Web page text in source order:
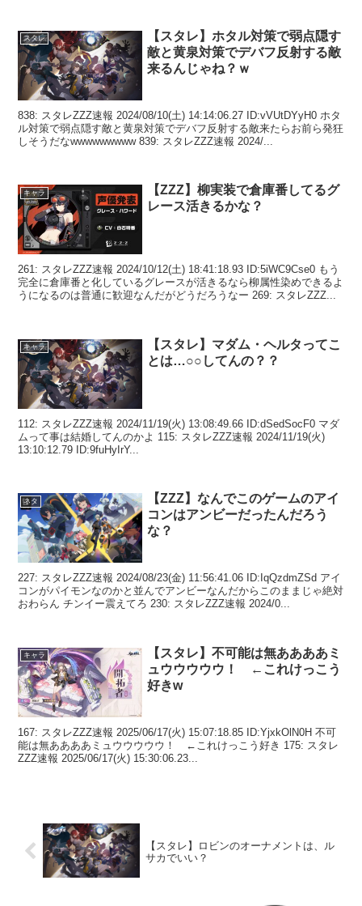
スタレ
【スタレ】ホタル対策で弱点隠す
敵と黄泉対策でデバフ反射する敵
来るんじゃね？ｗ
838: スタレZZZ速報 2024/08/10(土) 14:14:06.27 ID:vVUtDYyH0 ホタ
ル対策で弱点隠す敵と黄泉対策でデバフ反射する敵来たらお前ら発狂
しそうだなwwwwwwwww 839: スタレZZZ速報 2024/...
キャラ
【ZZZ】柳実装で倉庫番してるグ
レース活きるかな？
261: スタレZZZ速報 2024/10/12(土) 18:41:18.93 ID:5iWC9Cse0 もう
完全に倉庫番と化しているグレースが活きるなら柳属性染めできるよ
うになるのは普通に歓迎なんだがどうだろうなー 269: スタレZZZ...
キャラ
【スタレ】マダム・ヘルタってこ
とは…○○してんの？？
112: スタレZZZ速報 2024/11/19(火) 13:08:49.66 ID:dSedSocF0 マダ
ムって事は結婚してんのかよ 115: スタレZZZ速報 2024/11/19(火)
13:10:12.79 ID:9fuHyIrY...
ネタ
【ZZZ】なんでこのゲームのアイ
コンはアンビーだったんだろう
な？
227: スタレZZZ速報 2024/08/23(金) 11:56:41.06 ID:IqQzdmZSd アイ
コンがパイモンなのかと並んでアンビーなんだからこのままじゃ絶対
おわらん チンイー震えてろ 230: スタレZZZ速報 2024/0...
キャラ
【スタレ】不可能は無ああああミ
ュウウウウウ！ ←これけっこう
好きw
167: スタレZZZ速報 2025/06/17(火) 15:07:18.85 ID:YjxkOlN0H 不可
能は無ああああミュウウウウウ！ ←これけっこう好き 175: スタレ
ZZZ速報 2025/06/17(火) 15:30:06.23...
【スタレ】ロビンのオーナメントは、ル
サカでいい？